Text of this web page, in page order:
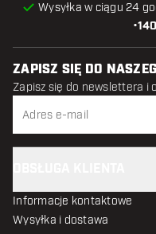
•
Wysyłka w ciągu 24
ZAPISZ SIĘ DO
Zapisz się do newslettera i
Informacje kontaktowe
Wysyłka i dostawa